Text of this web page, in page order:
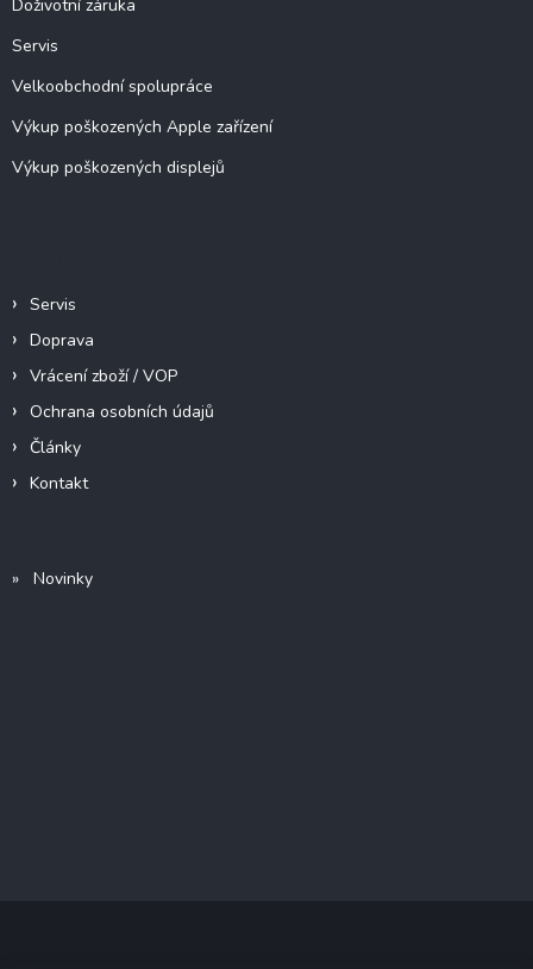
ý
Doživotní záruka
Servis
Velkoobchodní spolupráce
Výkup poškozených Apple zařízení
Výkup poškozených displejů
Servis
Doprava
Vrácení zboží / VOP
Ochrana osobních údajů
Články
Kontakt
» Novinky